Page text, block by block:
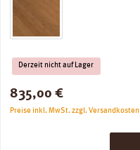
Derzeit nicht auf Lager
Regulärer Preis:
835,00 €
Preise inkl. MwSt. zzgl. Versandkosten